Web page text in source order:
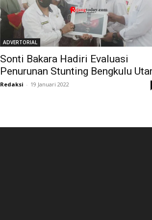
ADVERTORIAL
Sonti Bakara Hadiri Evaluasi
Penurunan Stunting Bengkulu
Redaksi - 19 Januari 2022